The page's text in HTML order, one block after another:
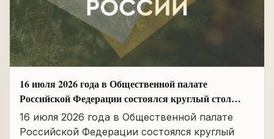
16 июля 2026 года в Общественной палате
Российской Федерации состоялся круглый стол
«Сохранение памяти о Героях подвига
самопожертвования и воспитание...
16 июля 2026 года в Общественной палате
Российской Федерации состоялся круглый